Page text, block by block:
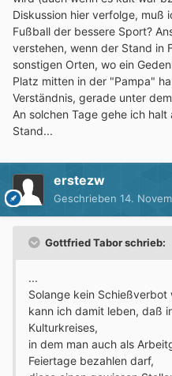
Diskussion hier verfolge, muß
Fußball der bessere Sport?
verstehen, wenn der Stand in
sonstigen Orten, wo ein
Platz mitten in der "Pampa"
Verständnis, gerade unter
An solchen Tage gehe ich
Stand...
erstezw
Geschrieben 14.
Gottfried Tabor schrieb:
...
Solange kein Schießverbot
kann ich damit leben, daß
Kulturkreises,
in dem man auch als
Feiertage bezahlen darf,